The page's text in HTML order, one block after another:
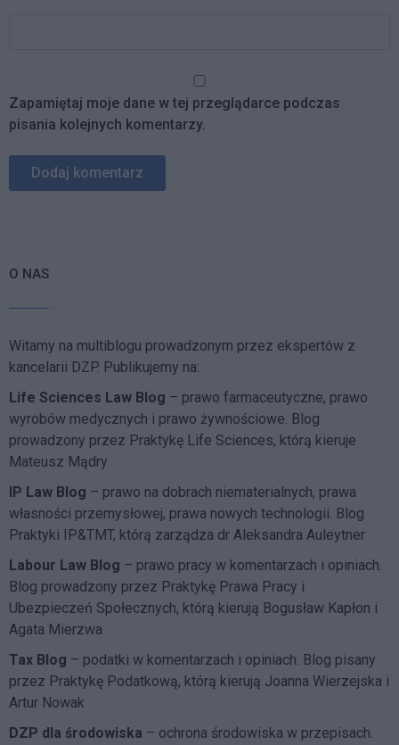
Zapamiętaj moje dane w tej przeglądarce podczas
pisania kolejnych komentarzy.
O NAS
Witamy na multiblogu prowadzonym przez ekspertów z
kancelarii DZP. Publikujemy na:
Life Sciences Law Blog – prawo farmaceutyczne, prawo
wyrobów medycznych i prawo żywnościowe. Blog
prowadzony przez Praktykę Life Sciences, którą kieruje
Mateusz Mądry
IP Law Blog – prawo na dobrach niematerialnych, prawa
własności przemysłowej, prawa nowych technologii. Blog
Praktyki IP&TMT, którą zarządza dr Aleksandra Auleytner
Labour Law Blog – prawo pracy w komentarzach i opiniach.
Blog prowadzony przez Praktykę Prawa Pracy i
Ubezpieczeń Społecznych, którą kierują Bogusław Kapłon i
Agata Mierzwa
Tax Blog – podatki w komentarzach i opiniach. Blog pisany
przez Praktykę Podatkową, którą kierują Joanna Wierzejska i
Artur Nowak
DZP dla środowiska – ochrona środowiska w przepisach.